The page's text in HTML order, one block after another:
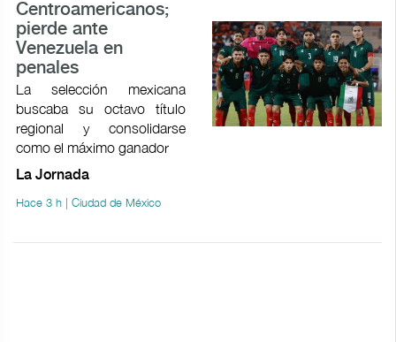
Centroamericanos;
pierde ante
Venezuela en
penales
La selección mexicana
buscaba su octavo título
regional y consolidarse
como el máximo ganador
La Jornada
Hace 3 h | Ciudad de México